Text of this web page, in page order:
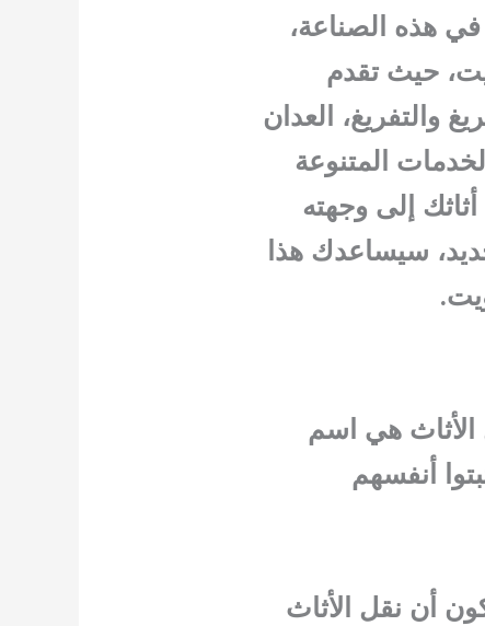
هذه الصناعة،
حيث تقدم
والتفريغ، العدان
المتنوعة
إلى وجهته
سيساعدك هذا
الأثاث هي اسم
أنفسهم
أن نقل الأثاث